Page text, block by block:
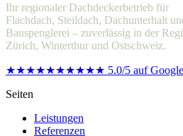
Ihr regionaler Dachdeckerbetrieb für
Flachdach, Steildach, Dachunterhalt
Bauspenglerei – zuverlässig in der
Zürich, Winterthur und Ostschweiz.
★★★★★★★★★★ 5.0/5 auf
Seiten
Leistungen
Referenzen